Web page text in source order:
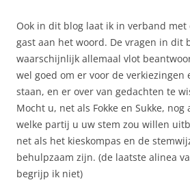
Ook in dit blog laat ik in verband met
gast aan het woord. De vragen in dit
waarschijnlijk allemaal vlot
wel goed om er voor de verkiezingen
staan, en er over van gedachten te
Mocht u, net als Fokke en Sukke, nog
welke partij u uw stem zou willen
net als het kieskompas en de
behulpzaam zijn. (de laatste alinea
begrijp ik niet)